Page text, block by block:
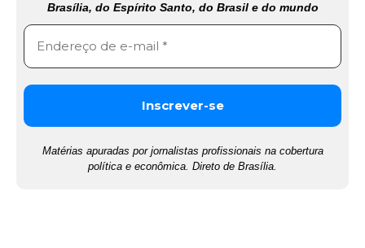
Brasília, do Espírito Santo, do Brasil e do mundo
Matérias apuradas por jornalistas profissionais na cobertura
política e econômica. Direto de Brasília.